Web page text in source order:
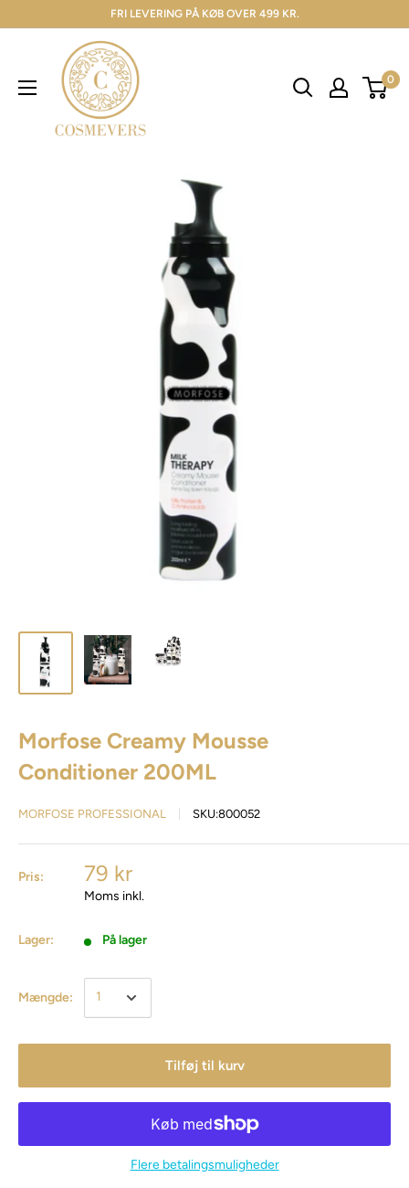
FRI LEVERING PÅ KØB OVER 499 KR.
0
Morfose Creamy Mousse
Conditioner 200ML
MORFOSE PROFESSIONAL SKU:800052
Pris: 79 kr
Moms inkl.
Lager: På lager
Mængde:
Tilføj til kurv
Flere betalingsmuligheder